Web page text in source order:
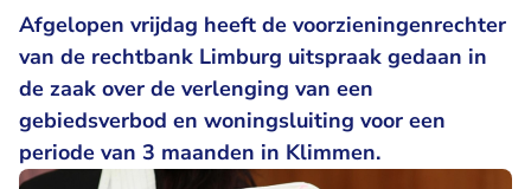
Afgelopen vrijdag heeft de voorzieningenrechter
van de rechtbank Limburg uitspraak gedaan in
de zaak over de verlenging van een
gebiedsverbod en woningsluiting voor een
periode van 3 maanden in Klimmen.